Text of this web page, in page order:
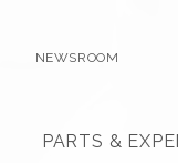
NEWSROOM
PARTS &